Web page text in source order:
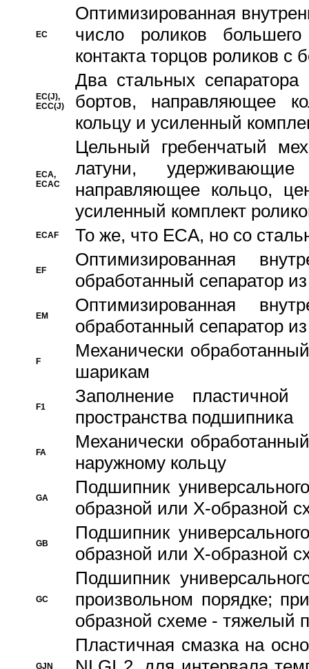
EC
Oптимизированная
число роликов
контакта торцов роликов с
EC(J),
ECC(J)
Два стальных сепаратора
бортов, направляющее
кольцу и усиленный
ECA,
ECAC
Цельный гребенчатый
латуни,
направляющее кольцо,
усиленный комплект
ECAF То же, что ECA, но со
EF
Оптимизированная
обработанный сепаратор
EM
Оптимизированная
обработанный сепаратор
F
Механически
шарикам
F1
Заполнение
пространства подшипника
FA
Механически
наружному кольцу
GA
Подшипник
образной или Х-образной
GB
Подшипник
образной или Х-образной
GC
Подшипник
произвольном порядке;
образной схеме - тяжелый
GJN
Пластичная смазка на